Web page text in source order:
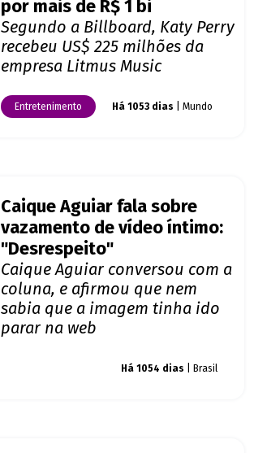
por mais de R$ 1 bi
Segundo a Billboard, Katy Perry
recebeu US$ 225 milhões da
empresa Litmus Music
Entretenimento Há 1053 dias | Mundo
Caique Aguiar fala sobre
vazamento de vídeo íntimo:
"Desrespeito"
Caique Aguiar conversou com a
coluna, e afirmou que nem
sabia que a imagem tinha ido
parar na web
Há 1054 dias | Brasil